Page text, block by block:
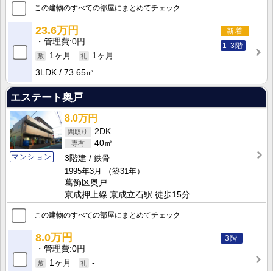
この建物のすべての部屋にまとめてチェック
新着
1-3階
23.6万円
管理費 0円
1ヶ月
1ヶ月
3LDK
73.65㎡
エステート奥戸
マンション
8.0万円
2DK
40㎡
3階建
鉄骨
1995年3月
（築31年）
葛飾区奥戸
京成押上線 京成立石駅 徒歩15分
この建物のすべての部屋にまとめてチェック
3階
8.0万円
管理費 0円
1ヶ月
-